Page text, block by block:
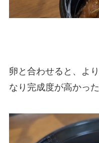
卵と合わせると、よ
なり完成度が高かった